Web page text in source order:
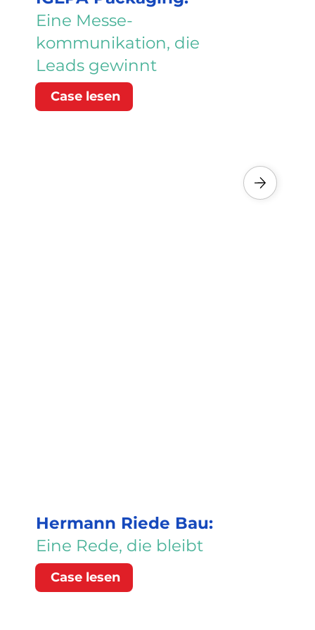
Eine Messe-
kommunikation, die
Leads gewinnt
Case lesen
Hermann Riede Bau:
Eine Rede, die bleibt
Case lesen